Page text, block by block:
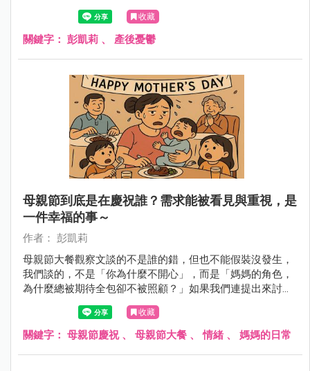
神不知鬼不覺的侵入了！
收藏
關鍵字： 彭凱莉 、 產後憂鬱
母親節到底是在慶祝誰？需求能被看見與重視，是
一件幸福的事～
作者： 彭凱莉
母親節大餐觀察文談的不是誰的錯，但也不能假裝沒發生，
我們談的，不是「你為什麼不開心」，而是「媽媽的角色，
為什麼總被期待全包卻不被照顧？」如果我們連提出來討論
的空間都沒有，那只會讓那些默默付出的母親，在笑容背後
更覺孤單與委屈⋯
收藏
關鍵字： 母親節慶祝、 母親節大餐 、情緒 、 媽媽的日常